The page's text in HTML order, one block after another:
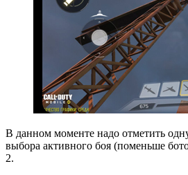
В данном моменте надо отметить
выбора активного боя (поменьше
2.